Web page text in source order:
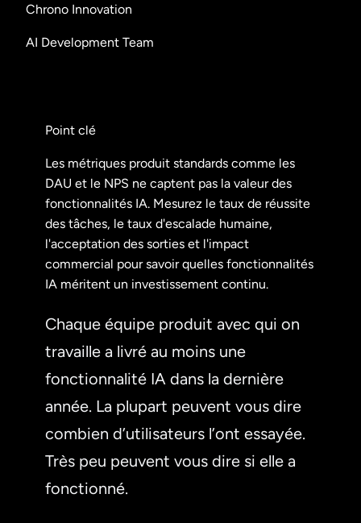
Chrono Innovation
AI Development Team
Point clé
Les métriques produit standards comme les
DAU et le NPS ne captent pas la valeur des
fonctionnalités IA. Mesurez le taux de réussite
des tâches, le taux d'escalade humaine,
l'acceptation des sorties et l'impact
commercial pour savoir quelles fonctionnalités
IA méritent un investissement continu.
Chaque équipe produit avec qui on
travaille a livré au moins une
fonctionnalité IA dans la dernière
année. La plupart peuvent vous dire
combien d’utilisateurs l’ont essayée.
Très peu peuvent vous dire si elle a
fonctionné.